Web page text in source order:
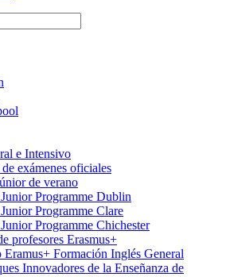
e Intensivo
exámenes oficiales
de verano
Programme Dublin
Programme Clare
Programme Chichester
profesores Erasmus+
Eramus+ Formación Inglés General
Innovadores de la Enseñanza de